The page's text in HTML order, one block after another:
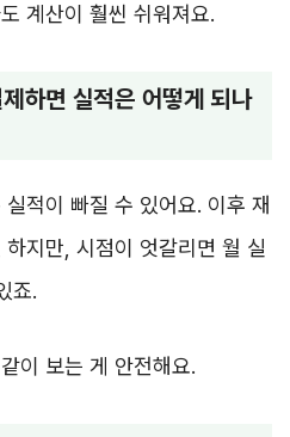
계산이 훨씬 쉬워져요.
하면 실적은 어떻게 되나
적이 빠질 수 있어요. 이후 재
지만, 시점이 엇갈리면 월 실
죠.
이 보는 게 안전해요.